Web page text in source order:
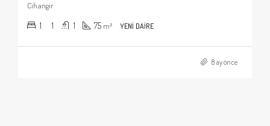
Cihangir
1 1 1 75 m² YENI DAIRE
8 ay önce